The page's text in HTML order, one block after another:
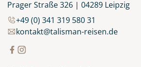
Prager Straße 326 | 04289 Leipzig
+49 (0) 341 319 580 31
kontakt@talisman-reisen.de